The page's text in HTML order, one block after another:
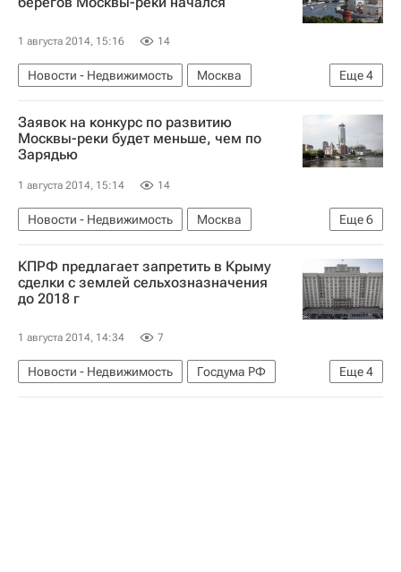
1 августа 2014, 15:16 14
Еще4
Новости - Недвижимость
Москва
Конкурсы
Москва-река
Развитие набережных Москвы-реки
Заявок на конкурс по развитию
Москвы-реки будет меньше, чем по
Зарядью
1 августа 2014, 15:14 14
Еще6
Новости - Недвижимость
Москва
Конкурсы
Сергей Кузнецов
Москва-река
Развитие набережных Москвы-реки
Инфраструктура
КПРФ предлагает запретить в Крыму
сделки с землей сельхозназначения
до 2018 г
1 августа 2014, 14:34 7
Еще4
Новости - Недвижимость
Госдума РФ
Республика Крым
Законодательство